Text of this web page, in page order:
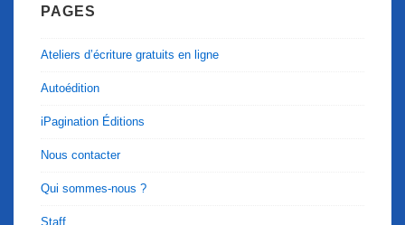
PAGES
Ateliers d’écriture gratuits en ligne
Autoédition
iPagination Éditions
Nous contacter
Qui sommes-nous ?
Staff